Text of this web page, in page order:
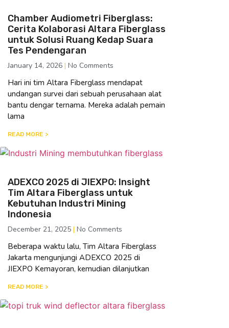
Chamber Audiometri Fiberglass:
Cerita Kolaborasi Altara Fiberglass
untuk Solusi Ruang Kedap Suara
Tes Pendengaran
January 14, 2026 No Comments
Hari ini tim Altara Fiberglass mendapat
undangan survei dari sebuah perusahaan alat
bantu dengar ternama. Mereka adalah pemain
lama
READ MORE >
ADEXCO 2025 di JIEXPO: Insight
Tim Altara Fiberglass untuk
Kebutuhan Industri Mining
Indonesia
December 21, 2025 No Comments
Beberapa waktu lalu, Tim Altara Fiberglass
Jakarta mengunjungi ADEXCO 2025 di
JIEXPO Kemayoran, kemudian dilanjutkan
READ MORE >